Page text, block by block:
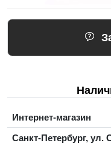
Интернет-магазин
Санкт-Петербург, ул.